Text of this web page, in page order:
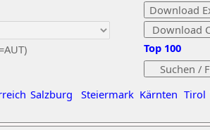
Salzburg Steiermark Kärnten Tirol
Top 100